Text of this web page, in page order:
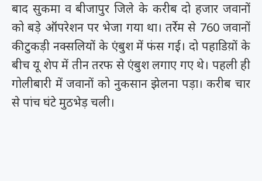
बाद सुकमा व बीजापुर जिले के करीब दो हजार जवानों
को बड़े ऑपरेशन पर भेजा गया था। तर्रेम से 760 जवानों
की टुकड़ी नक्सलियों के एंबुश में फंस गई। दो पहाडिय़ों के
बीच यू शेप में तीन तरफ से एंबुश लगाए गए थे। पहली ही
गोलीबारी में जवानों को नुकसान झेलना पड़ा। करीब चार
से पांच घंटे मुठभेड़ चली।